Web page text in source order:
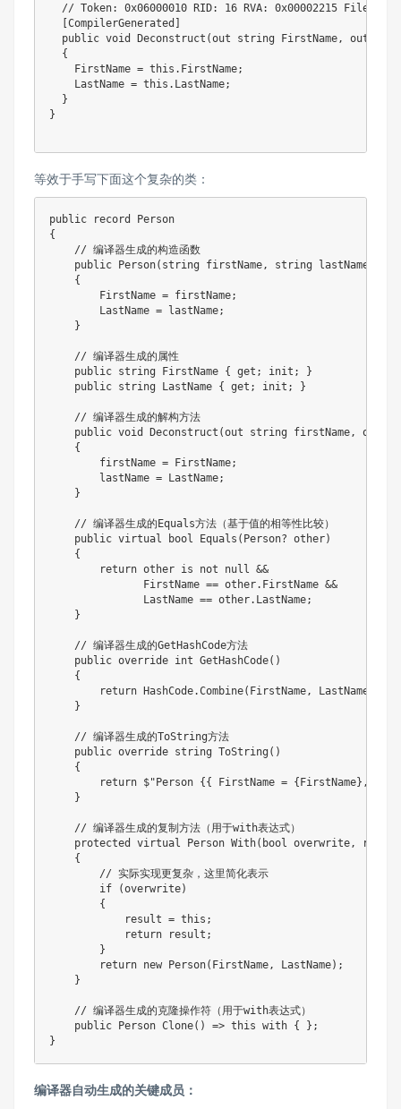
// Token: 0x06000010 RID: 16 RVA: 0x00002215 File
  [CompilerGenerated]
public void Deconstruct(out string FirstName, out
  {
    FirstName = this.FirstName;
    LastName = this.LastName;
  }
}
等效于手写下面这个复杂的类：
public record Person
{
    // 编译器生成的构造函数
    public Person(string firstName, string lastName)
    {
        FirstName = firstName;
        LastName = lastName;
    }
    // 编译器生成的属性
    public string FirstName { get; init; }
    public string LastName { get; init; }
    // 编译器生成的解构方法
public void Deconstruct(out string firstName, out
    {
        firstName = FirstName;
        lastName = LastName;
    }
    // 编译器生成的Equals方法（基于值的相等性比较）
    public virtual bool Equals(Person? other)
    {
        return other is not null &&
               FirstName == other.FirstName &&
               LastName == other.LastName;
    }
    // 编译器生成的GetHashCode方法
    public override int GetHashCode()
    {
        return HashCode.Combine(FirstName, LastName);
    }
    // 编译器生成的ToString方法
    public override string ToString()
    {
        return $"Person {
{ FirstName = {FirstName},
    }
    // 编译器生成的复制方法（用于with表达式）
protected virtual Person With(bool overwrite, ref
    {
        // 实际实现更复杂，这里简化表示
        if (overwrite)
        {
            result = this;
            return result;
        }
        return new Person(FirstName, LastName);
    }
    // 编译器生成的克隆操作符（用于with表达式）
    public Person Clone() => this with { };
编译器自动生成的关键成员：